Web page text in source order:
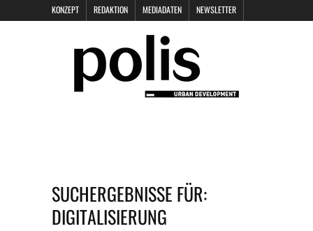
KONZEPT REDAKTION MEDIADATEN NEWSLETTER
DATENSCHUTZ
SUCHERGEBNISSE FÜR:
DIGITALISIERUNG